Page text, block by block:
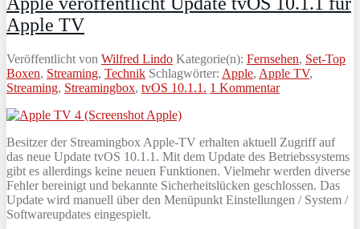
Apple TV
Veröffentlicht von Wilfred Lindo Kategorie(n): Fernsehen, Set-Top
Boxen, Streaming, Technik Schlagwörter: Apple, Apple TV,
Streaming, Streamingbox, tvOS 10.1.1. 1 Kommentar
Besitzer der Streamingbox Apple-TV erhalten aktuell Zugriff auf
das neue Update tvOS 10.1.1. Mit dem Update des Betriebssystems
gibt es allerdings keine neuen Funktionen. Vielmehr werden diverse
Fehler bereinigt und bekannte Sicherheitslücken geschlossen. Das
Update wird manuell über den Menüpunkt Einstellungen / System /
Softwareupdates eingespielt.